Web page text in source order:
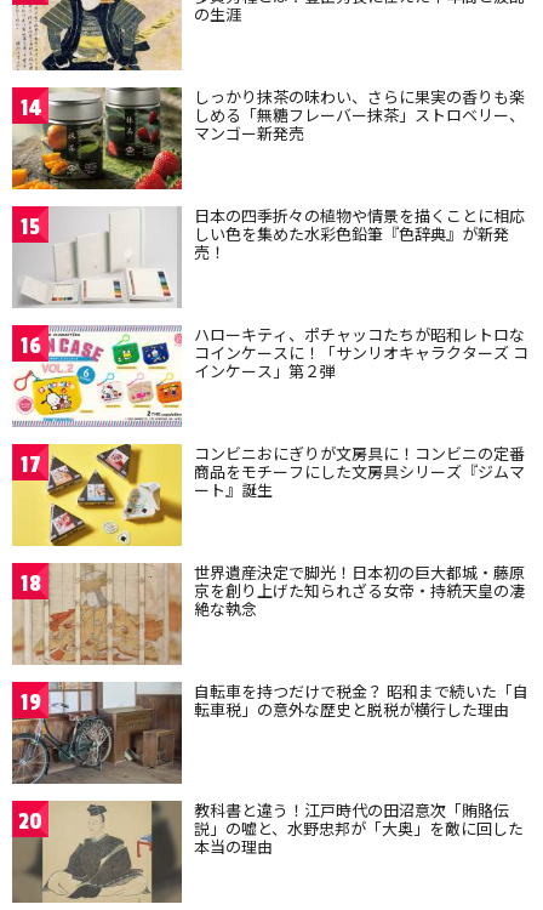
の生涯
14 しっかり抹茶の味わい、さらに果実の香りも楽
しめる「無糖フレーバー抹茶」ストロベリー、
マンゴー新発売
15 日本の四季折々の植物や情景を描くことに相応
しい色を集めた水彩色鉛筆『色辞典』が新発
売！
16 ハローキティ、ポチャッコたちが昭和レトロな
コインケースに！「サンリオキャラクターズ コ
インケース」第２弾
17 コンビニおにぎりが文房具に！コンビニの定番
商品をモチーフにした文房具シリーズ『ジムマ
ート』誕生
18 世界遺産決定で脚光！日本初の巨大都城・藤原
京を創り上げた知られざる女帝・持統天皇の凄
絶な執念
19 自転車を持つだけで税金？ 昭和まで続いた「自
転車税」の意外な歴史と脱税が横行した理由
20 教科書と違う！江戸時代の田沼意次「賄賂伝
説」の嘘と、水野忠邦が「大奥」を敵に回した
本当の理由